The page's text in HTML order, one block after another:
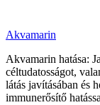
Akvamarin
Akvamarin hatása:
céltudatosságot,
látás javításában és
immunerősítő